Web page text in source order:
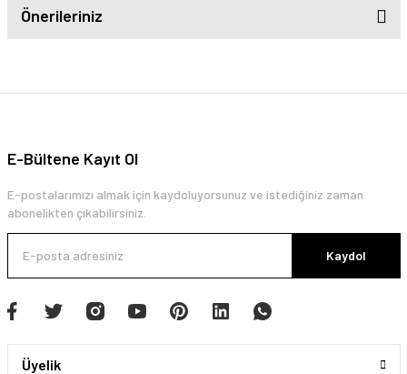
Önerileriniz
E-Bültene Kayıt Ol
E-postalarımızı almak için kaydoluyorsunuz ve istediğiniz zaman
abonelikten çıkabilirsiniz.
Kaydol
Üyelik